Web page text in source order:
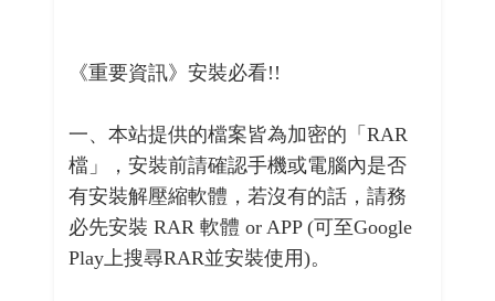
《重要資訊》安裝必看!!
一、本站提供的檔案皆為加密的「RAR
檔」，安裝前請確認手機或電腦內是否
有安裝解壓縮軟體，若沒有的話，請務
必先安裝 RAR 軟體 or APP (可至Google
Play上搜尋RAR並安裝使用)。